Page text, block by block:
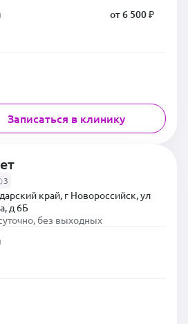
от 6 500 ₽
Записаться в клинику
3
край, г Новороссийск, ул
д 6Б
без выходных